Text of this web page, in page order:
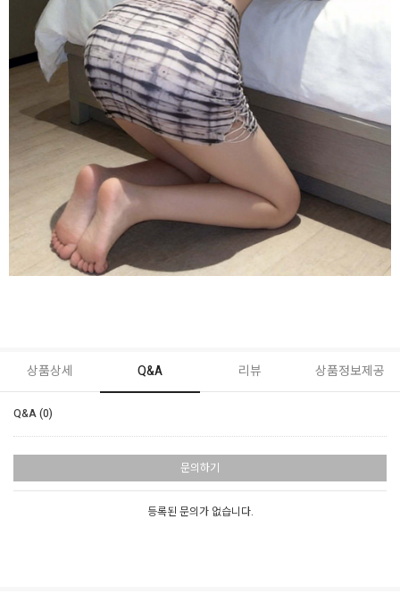
상품상세 Q&A 리뷰 상품정보제공
Q&A (0)
문의하기
등록된 문의가 없습니다.